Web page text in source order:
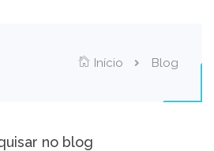
Início Blog
no blog